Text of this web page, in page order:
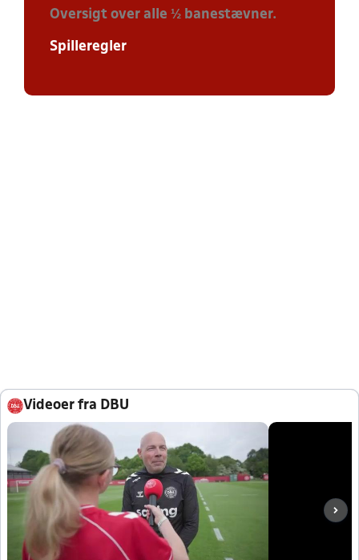
Oversigt over alle ½ banestævner.
Spilleregler
Videoer fra DBU